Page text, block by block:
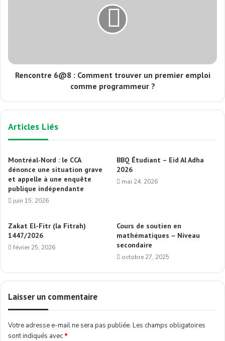
Rencontre 6@8 : Comment trouver un premier emploi
comme programmeur ?
Articles Liés
Montréal‑Nord : le CCA
dénonce une situation grave
et appelle à une enquête
publique indépendante
juin 15, 2026
BBQ Étudiant – Eid Al Adha
2026
mai 24, 2026
Zakat El-Fitr (la Fitrah)
1447/2026
février 25, 2026
Cours de soutien en
mathématiques – Niveau
secondaire
octobre 27, 2025
Laisser un commentaire
Votre adresse e-mail ne sera pas publiée. Les champs obligatoires
sont indiqués avec *